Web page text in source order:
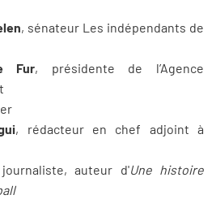
, sénateur Les indépendants de
Fur, présidente de l’Agence
, rédacteur en chef adjoint à
journaliste, auteur d'Une histoire